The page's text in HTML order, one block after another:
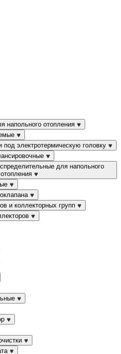
напольного отопления
под электротермическую головку
для напольного
отопления
и коллекторных групп